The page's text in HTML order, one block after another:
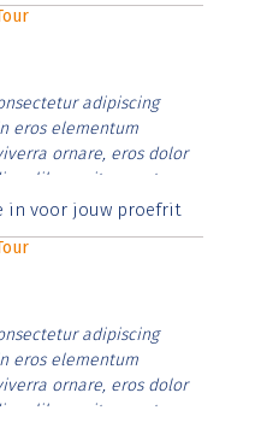
adipiscing
eros elementum
ornare, eros dolor
libero vitae erat.
id rutrum lorem
in voor jouw proefrit
adipiscing
eros elementum
ornare, eros dolor
libero vitae erat.